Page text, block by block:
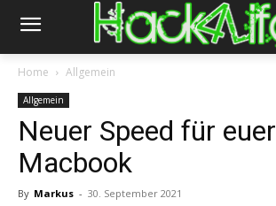
Home Allgemein
Allgemein
Neuer Speed für euer
Macbook
By Markus - 30. September 2021